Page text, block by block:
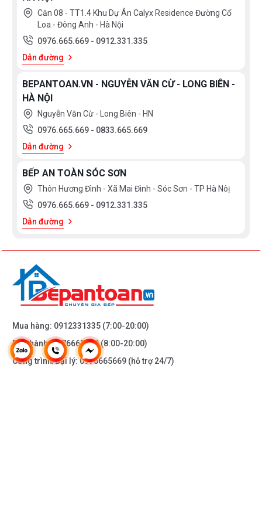
thất thoát nhiệt ra ngoài. Chức năng Booster ở vùng từ
nấu siêu nhanh, tuy nhiên thời gian tối đa mặc định
dùng chức năng này là 10 phút/lần tránh quá tải.
Bếp điện từ Feuer F99SG trang bị nhiều tiện ích hỗ
Bếp điện từ
Feuer F99SG được tích hợp chức năng tự
nhận diện vùng nấu, khi ta đặt nồi lên 1 trong 2 vùng
giây bếp sẽ tự động tìm vùng nấu đã có nồi, ta chỉ
việc điều chỉnh mức công suất to nhỏ theo ý muốn mà
không phải thao tác chọn vùng nấu như bếp thông
Căn 08 - TT1.4 Khu Dự Án Calyx Residence Đường Cổ
Loa - Đông Anh - Hà Nội
0976.665.669 - 0912.331.335
Dẫn đường
BEPANTOAN.VN - NGUYỄN VĂN CỪ - LONG BIÊN -
HÀ NỘI
Nguyễn Văn Cừ - Long Biên - HN
0976.665.669 - 0833.665.669
Dẫn đường
BẾP AN TOÀN SÓC SƠN
Thôn Hương Đình - Xã Mai Đình - Sóc Sơn - TP Hà Nôị
0976.665.669 - 0912.331.335
Dẫn đường
Mua hàng: 0912331335 (7:00-20:00)
Bảo hành:0976665669(8:00-20:00)
Công trình/Đại lý:0976665669 (hỗ trợ 24/7)